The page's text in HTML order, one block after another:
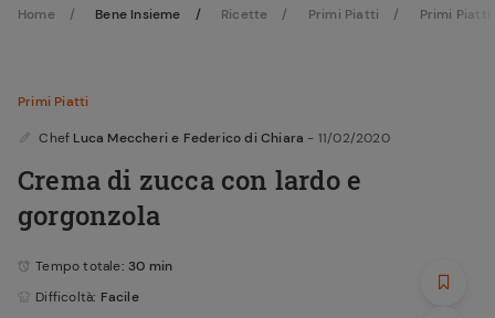
Home Bene Insieme Ricette Primi Piatti Primi Piatti
Primi Piatti
Chef Luca Meccheri e Federico di Chiara - 11/02/2020
Crema di zucca con lardo e
gorgonzola
Tempo totale: 30 min
Difficoltà: Facile